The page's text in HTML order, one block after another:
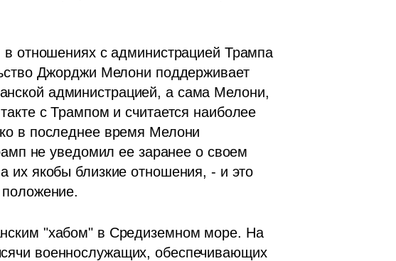
в отношениях с администрацией Трампа
Джорджи Мелони поддерживает
администрацией, а сама Мелони,
с Трампом и считается наиболее
в последнее время Мелони
не уведомил ее заранее о своем
их якобы близкие отношения, - и это
положение.
"хабом" в Средиземном море. На
военнослужащих, обеспечивающих